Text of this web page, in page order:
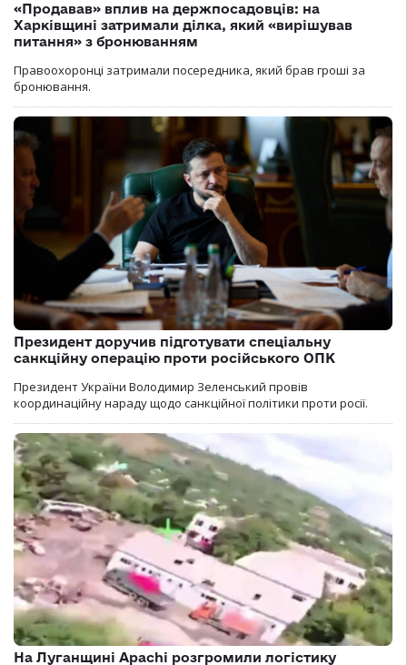
«Продавав» вплив на держпосадовців: на
Харківщині затримали ділка, який «вирішував
питання» з бронюванням
Правоохоронці затримали посередника, який брав гроші за
бронювання.
Президент доручив підготувати спеціальну
санкційну операцію проти російського ОПК
Президент України Володимир Зеленський провів
координаційну нараду щодо санкційної політики проти росії.
На Луганщині Apachi розгромили логістику